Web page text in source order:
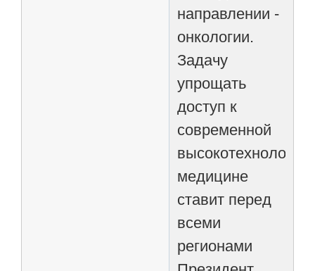
направлении -
онкологии.
Задачу
упрощать
доступ к
современной
медицине
ставит перед
всеми
регионами